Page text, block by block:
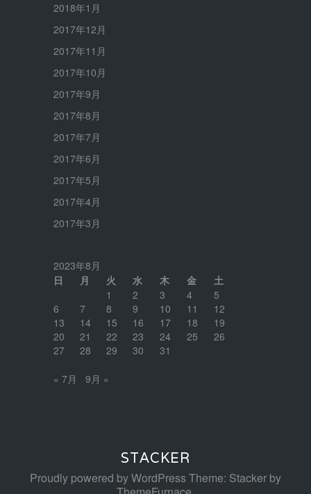
2018年1月
2017年12月
2017年11月
2017年10月
2017年9月
2017年8月
2017年7月
2017年6月
2017年5月
2017年4月
2017年3月
2023年8月
日
月 火 水 木 金
土
1
2 3 4
5
6
7 8 9 10 11
12
13
14 15 16 17 18
19
20
21 22 23 24 25
26
27
28 29 30 31
« 7月 9月 »
STACKER
Proudly powered by WordPressTheme: Stacker by